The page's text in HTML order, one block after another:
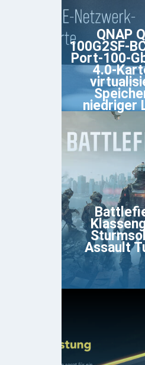
QNAP
100G2SF-
Port-100-
4.0-
niedriger
Assault